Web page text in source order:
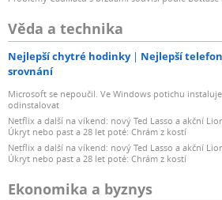
Věda a technika
Nejlepší chytré hodinky Nejlepší
srovnání
Microsoft se nepoučil. Ve Windows potichu
odinstalovat
Netflix a další na víkend: nový Ted Lasso a akční
Úkryt nebo past a 28 let poté: Chrám z kostí
Netflix a další na víkend: nový Ted Lasso a akční
Úkryt nebo past a 28 let poté: Chrám z kostí
Ekonomika a byznys